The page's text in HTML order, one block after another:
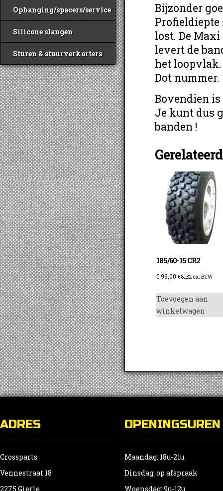
Ophanging/spacers/service
Silicone slangen
Sturen & stuurverkorters
Bijzonder
Profieldiepte
lost. De
levert de
het loopvlak.
Dot nummer.
Bovendien is
Je kunt dus
banden !
185/60-15 CR2
€99,00 €81,82 ex. BTW
Toevoegen aan
winkelwagen
ADRES
Crossparts
Vennestraat 18
2275 Gierle
OPENINGSUREN
Maandag: 18u-21u
Dinsdag: op afspraak
Woensdag: 9u-12u